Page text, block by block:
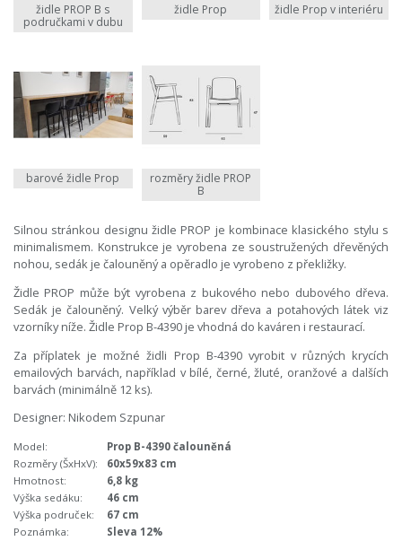
židle PROP B s
područkami v dubu
židle Prop židle Prop v interiéru
barové židle Prop
rozměry židle PROP
B
Silnou stránkou designu židle PROP je kombinace klasického stylu s
minimalismem. Konstrukce je vyrobena ze soustružených dřevěných
nohou, sedák je čalouněný a opěradlo je vyrobeno z překližky.
Židle PROP může být vyrobena z bukového nebo dubového dřeva.
Sedák je čalouněný. Velký výběr barev dřeva a potahových látek viz
vzorníky níže. Židle Prop B-4390 je vhodná do kaváren i restaurací.
Za příplatek je možné židli Prop B-4390 vyrobit v různých krycích
emailových barvách, například v bílé, černé, žluté, oranžové a dalších
barvách (minimálně 12 ks).
Designer: Nikodem Szpunar
Model:
Prop B-4390 čalouněná
Rozměry (ŠxHxV):
60x59x83 cm
Hmotnost:
6,8 kg
Výška sedáku:
46 cm
Výška područek:
67 cm
Poznámka:
Sleva 12%